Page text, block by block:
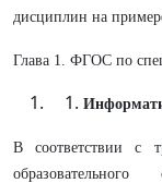
дисциплин на
Глава 1. ФГОС по
В соответствии с